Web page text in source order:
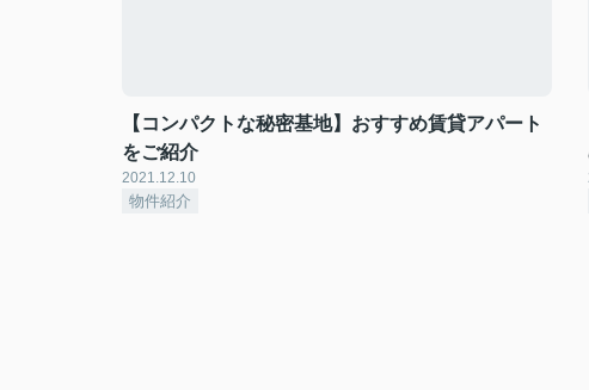
【コンパクトな秘密基地】おすすめ賃貸アパート
をご紹介
2021.12.10
物件紹介